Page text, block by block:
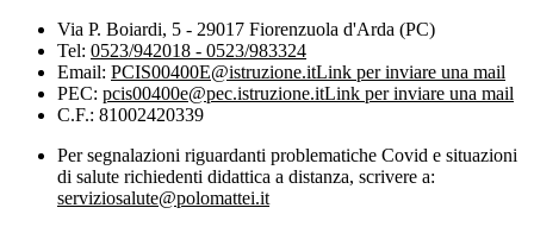
Via P. Boiardi, 5 - 29017 Fiorenzuola d'Arda (PC)
Tel: 0523/942018 - 0523/983324
Email: PCIS00400E@istruzione.itLink per inviare una mail
PEC: pcis00400e@pec.istruzione.itLink per inviare una mail
C.F.: 81002420339
Per segnalazioni riguardanti problematiche Covid e situazioni
di salute richiedenti didattica a distanza, scrivere a:
serviziosalute@polomattei.it